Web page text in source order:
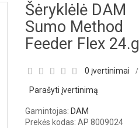
Šėryklėlė DAM
Sumo Method
Feeder Flex 24.g
0 įvertinimai /
Parašyti įvertinimą
Gamintojas: DAM
Prekės kodas: AP 8009024